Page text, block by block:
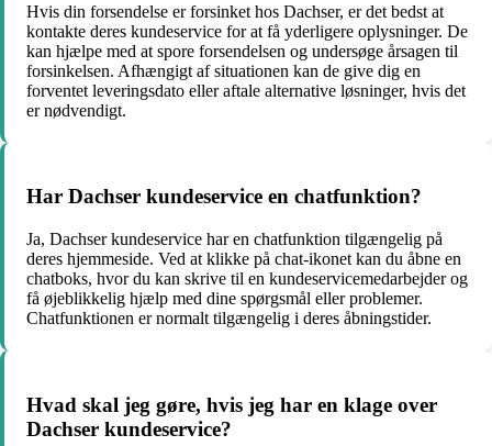
Hvis din forsendelse er forsinket hos Dachser, er det bedst at
kontakte deres kundeservice for at få yderligere oplysninger. De
kan hjælpe med at spore forsendelsen og undersøge årsagen til
forsinkelsen. Afhængigt af situationen kan de give dig en
forventet leveringsdato eller aftale alternative løsninger, hvis det
er nødvendigt.
Har Dachser kundeservice en chatfunktion?
Ja, Dachser kundeservice har en chatfunktion tilgængelig på
deres hjemmeside. Ved at klikke på chat-ikonet kan du åbne en
chatboks, hvor du kan skrive til en kundeservicemedarbejder og
få øjeblikkelig hjælp med dine spørgsmål eller problemer.
Chatfunktionen er normalt tilgængelig i deres åbningstider.
Hvad skal jeg gøre, hvis jeg har en klage over
Dachser kundeservice?